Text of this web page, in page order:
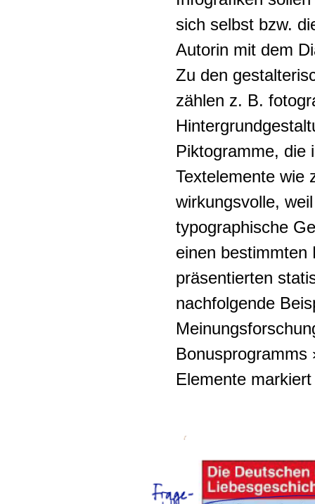
sich selbst bzw.
Autorin mit dem
Zu den
zählen z. B.
Piktogramme, die
Textelemente wie
wirkungsvolle,
typographische
einen bestimmten
präsentierten
nachfolgende
Bonusprogramms
Elemente